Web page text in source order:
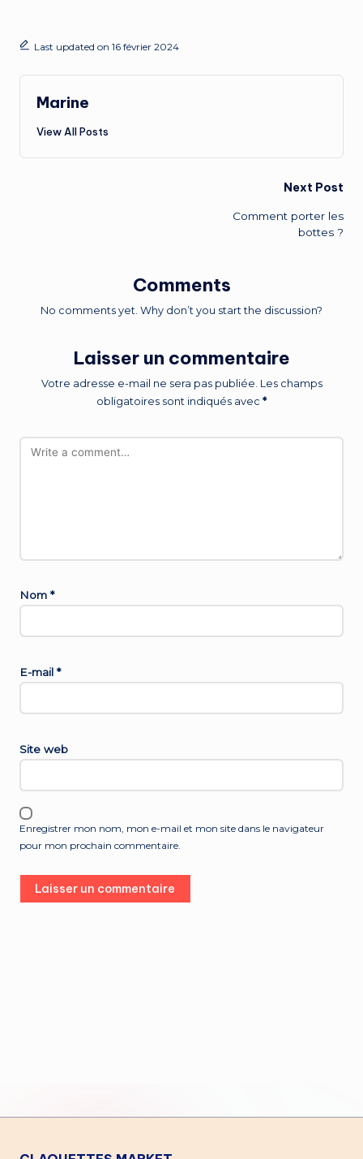
Last updated on 16 février 2024
Marine
View All Posts
Next Post
Comment porter les
bottes ?
Comments
No comments yet. Why don’t you start the discussion?
Laisser un commentaire
Votre adresse e-mail ne sera pas publiée. Les champs
obligatoires sont indiqués avec *
Nom *
E-mail *
Site web
Enregistrer mon nom, mon e-mail et mon site dans le navigateur
pour mon prochain commentaire.